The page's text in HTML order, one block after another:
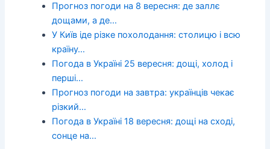
Прогноз погоди на 8 вересня: де заллє
дощами, а де…
У Київ іде різке похолодання: столицю і всю
країну…
Погода в Україні 25 вересня: дощі, холод і
перші…
Прогноз погоди на завтра: українців чекає
різкий…
Погода в Україні 18 вересня: дощі на сході,
сонце на…